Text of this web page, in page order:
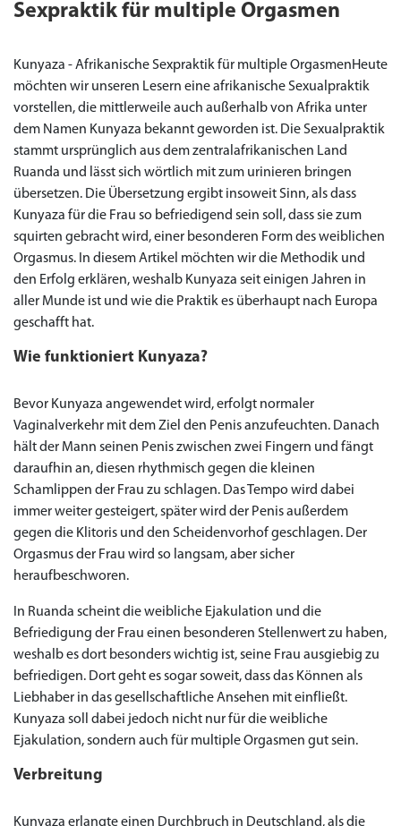
Sexpraktik für multiple Orgasmen
Kunyaza - Afrikanische Sexpraktik für multiple OrgasmenHeute
möchten wir unseren Lesern eine afrikanische Sexualpraktik
vorstellen, die mittlerweile auch außerhalb von Afrika unter
dem Namen Kunyaza bekannt geworden ist. Die Sexualpraktik
stammt ursprünglich aus dem zentralafrikanischen Land
Ruanda und lässt sich wörtlich mit zum urinieren bringen
übersetzen. Die Übersetzung ergibt insoweit Sinn, als dass
Kunyaza für die Frau so befriedigend sein soll, dass sie zum
squirten gebracht wird, einer besonderen Form des weiblichen
Orgasmus. In diesem Artikel möchten wir die Methodik und
den Erfolg erklären, weshalb Kunyaza seit einigen Jahren in
aller Munde ist und wie die Praktik es überhaupt nach Europa
geschafft hat.
Wie funktioniert Kunyaza?
Bevor Kunyaza angewendet wird, erfolgt normaler
Vaginalverkehr mit dem Ziel den Penis anzufeuchten. Danach
hält der Mann seinen Penis zwischen zwei Fingern und fängt
daraufhin an, diesen rhythmisch gegen die kleinen
Schamlippen der Frau zu schlagen. Das Tempo wird dabei
immer weiter gesteigert, später wird der Penis außerdem
gegen die Klitoris und den Scheidenvorhof geschlagen. Der
Orgasmus der Frau wird so langsam, aber sicher
heraufbeschworen.
In Ruanda scheint die weibliche Ejakulation und die
Befriedigung der Frau einen besonderen Stellenwert zu haben,
weshalb es dort besonders wichtig ist, seine Frau ausgiebig zu
befriedigen. Dort geht es sogar soweit, dass das Können als
Liebhaber in das gesellschaftliche Ansehen mit einfließt.
Kunyaza soll dabei jedoch nicht nur für die weibliche
Ejakulation, sondern auch für multiple Orgasmen gut sein.
Verbreitung
Kunyaza erlangte einen Durchbruch in Deutschland, als die
Dapoxetin